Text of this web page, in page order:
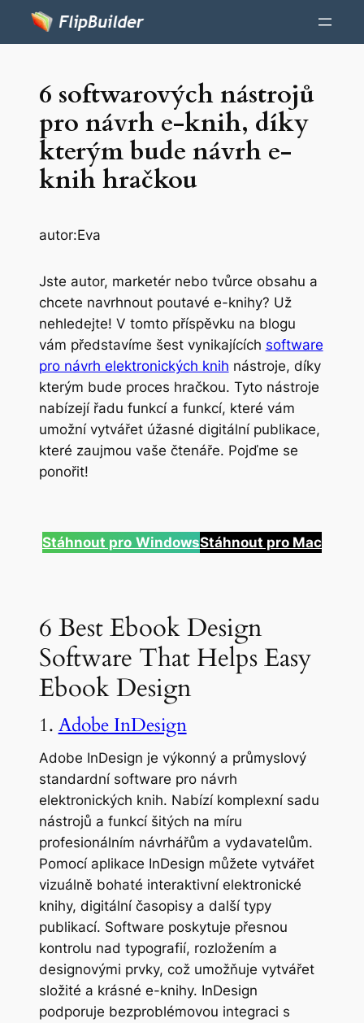
6 softwarových nástrojů
pro návrh e-knih, díky
kterým bude návrh e-
knih hračkou
autor:Eva
Jste autor, marketér nebo tvůrce obsahu a
chcete navrhnout poutavé e-knihy? Už
nehledejte! V tomto příspěvku na blogu
vám představíme šest vynikajících software
pro návrh elektronických knih nástroje, díky
kterým bude proces hračkou. Tyto nástroje
nabízejí řadu funkcí a funkcí, které vám
umožní vytvářet úžasné digitální publikace,
které zaujmou vaše čtenáře. Pojďme se
ponořit!
Stáhnout pro WindowsStáhnout pro Mac
6 Best Ebook Design
Software That Helps Easy
Ebook Design
1. Adobe InDesign
Adobe InDesign je výkonný a průmyslový
standardní software pro návrh
elektronických knih. Nabízí komplexní sadu
nástrojů a funkcí šitých na míru
profesionálním návrhářům a vydavatelům.
Pomocí aplikace InDesign můžete vytvářet
vizuálně bohaté interaktivní elektronické
knihy, digitální časopisy a další typy
publikací. Software poskytuje přesnou
kontrolu nad typografií, rozložením a
designovými prvky, což umožňuje vytvářet
složité a krásné e-knihy. InDesign
podporuje bezproblémovou integraci s